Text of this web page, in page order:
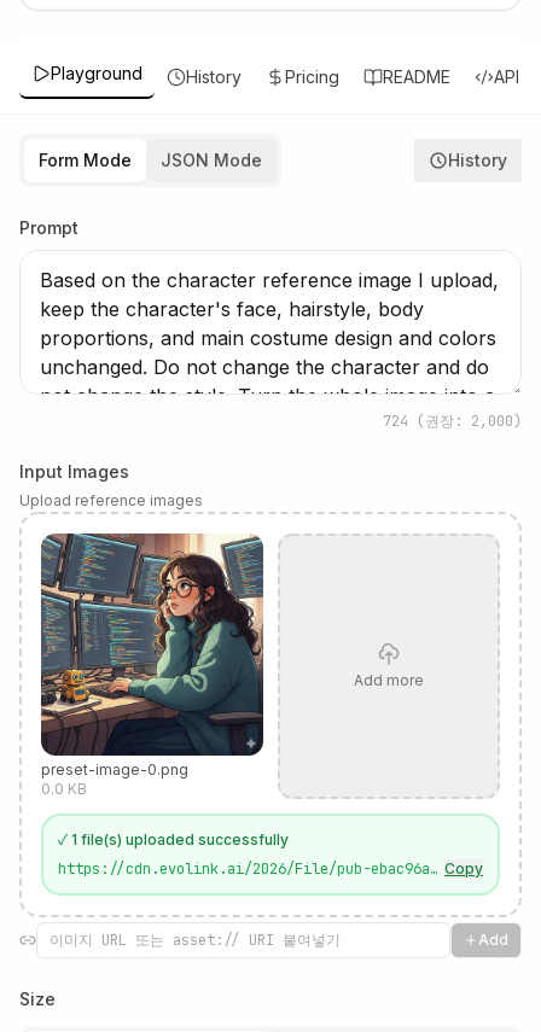
Playground History Pricing README API
Form Mode JSON Mode History
Prompt
724 (권장: 2,000)
Input Images
Upload reference images
preset-image-0.png
0.0 KB
Add more
✓ 1 file(s) uploaded successfully
https://cdn.evolink.ai/2026/File/pub-ebac96ac8a0c4c789f53c7470fd2339c.r2.dev/20251204024444_14614_1.png Copy
Add
Size